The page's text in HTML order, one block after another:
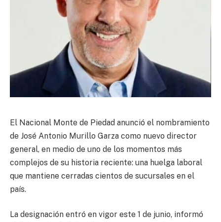
El Nacional Monte de Piedad anunció el nombramiento
de José Antonio Murillo Garza como nuevo director
general, en medio de uno de los momentos más
complejos de su historia reciente: una huelga laboral
que mantiene cerradas cientos de sucursales en el
país.
La designación entró en vigor este 1 de junio, informó